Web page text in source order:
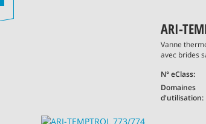
ARI-
Vanne
avec brides
N° eClass:
Domaines
d'utilisation: